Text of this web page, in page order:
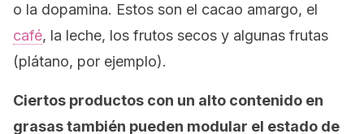
o la dopamina. Estos son el cacao amargo, el
café, la leche, los frutos secos y algunas frutas
(plátano, por ejemplo).
Ciertos productos con un alto contenido en
grasas también pueden modular el estado de